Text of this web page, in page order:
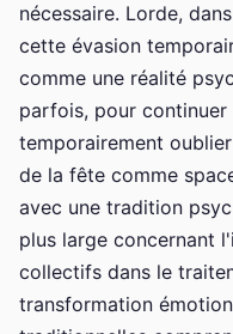
nécessaire. Lorde,
cette évasion
comme une réalité
parfois, pour
temporairement
de la fête comme
avec une tradition
plus large concernant
collectifs dans le
transformation